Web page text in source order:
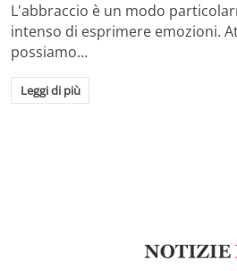
L'abbraccio è un modo
intenso di esprimere emozioni.
possiamo…
Leggi di più